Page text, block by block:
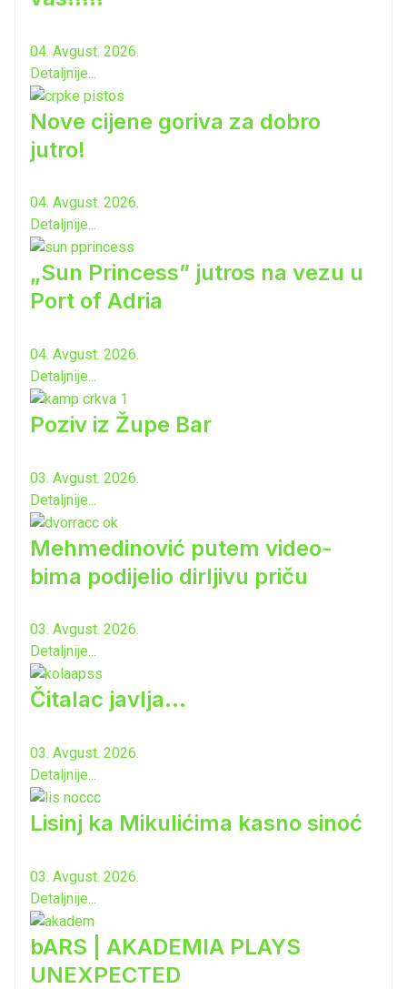
04. Avgust. 2026.
Detaljnije...
Nove cijene goriva za dobro
jutro!
04. Avgust. 2026.
Detaljnije...
„Sun Princess” jutros na vezu u
Port of Adria
04. Avgust. 2026.
Detaljnije...
Poziv iz Župe Bar
03. Avgust. 2026.
Detaljnije...
Mehmedinović putem video-
bima podijelio dirljivu priču
03. Avgust. 2026.
Detaljnije...
Čitalac javlja...
03. Avgust. 2026.
Detaljnije...
Lisinj ka Mikulićima kasno sinoć
03. Avgust. 2026.
Detaljnije...
bARS | AKADEMIA PLAYS
UNEXPECTED